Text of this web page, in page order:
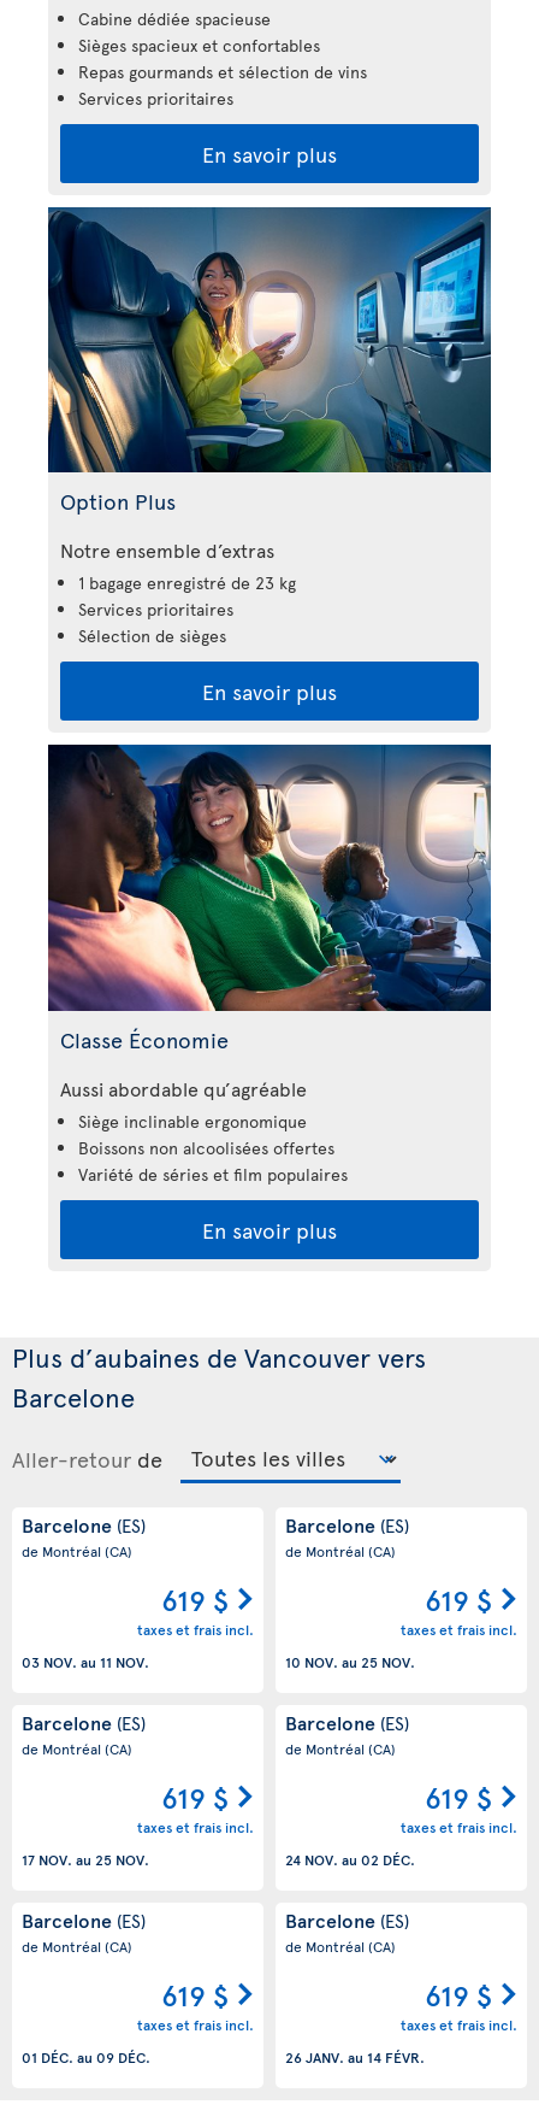
Cabine dédiée spacieuse
Sièges spacieux et confortables
Repas gourmands et sélection de vins
Services prioritaires
En savoir plus
Option Plus
Notre ensemble d’extras
1 bagage enregistré de 23 kg
Services prioritaires
Sélection de sièges
En savoir plus
Classe Économie
Aussi abordable qu’agréable
Siège inclinable ergonomique
Boissons non alcoolisées offertes
Variété de séries et film populaires
En savoir plus
Plus d’aubaines de Vancouver vers
Barcelone
Aller-retour de
Barcelone (ES)
de Montréal(CA)
619 $
taxes et frais incl.
03 NOV. au 11 NOV.
Barcelone (ES)
de Montréal(CA)
619 $
taxes et frais incl.
10 NOV. au 25 NOV.
Barcelone (ES)
de Montréal(CA)
619 $
taxes et frais incl.
17 NOV. au 25 NOV.
Barcelone (ES)
de Montréal(CA)
619 $
taxes et frais incl.
24 NOV. au 02 DÉC.
Barcelone (ES)
de Montréal(CA)
619 $
taxes et frais incl.
01 DÉC. au 09 DÉC.
Barcelone (ES)
de Montréal(CA)
619 $
taxes et frais incl.
26 JANV. au 14 FÉVR.